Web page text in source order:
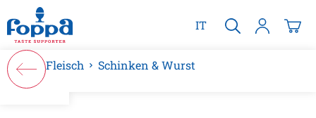
springen
IT
Fleisch Schinken & Wurst